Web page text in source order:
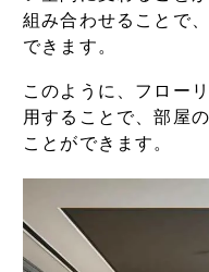
組み合わせることで
できます。
このように、フロー
用することで、部屋
ことができます。